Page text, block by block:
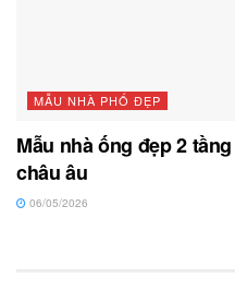
MẪU NHÀ PHỐ ĐẸP
Mẫu nhà ống đẹp 2
châu âu
06/05/2026